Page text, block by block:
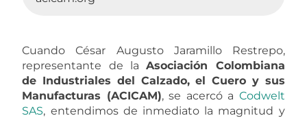
Cuando César Augusto Jaramillo Restrepo,
representante de laAsociación Colombiana
de Industriales del Calzado, el Cuero y sus
Manufacturas (ACICAM), se acercó a Codwelt
SAS, entendimos de inmediato la magnitud y